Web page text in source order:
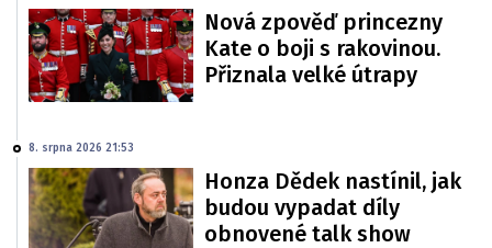
Nová zpověď princezny
Kate o boji s rakovinou.
Přiznala velké útrapy
8. srpna 2026 21:53
Honza Dědek nastínil, jak
budou vypadat díly
obnovené talk show